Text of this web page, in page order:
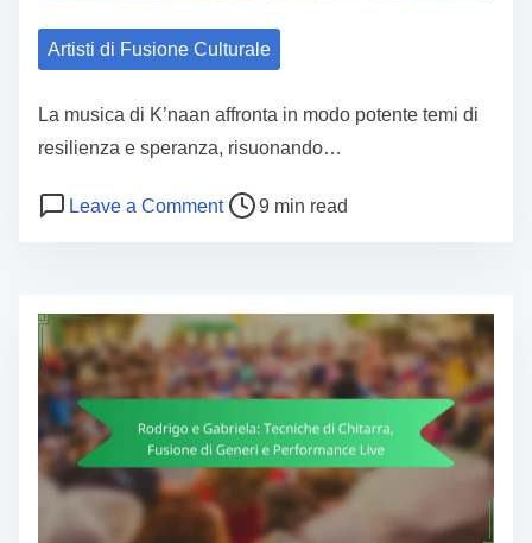
Artisti di Fusione Culturale
La musica di K’naan affronta in modo potente temi di
resilienza e speranza, risuonando…
Leave a Commenton K’naan: Fusione Hip-Hop,
Post read time 9 min read